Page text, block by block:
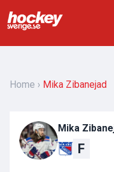
YouTube
Evenemang
Övrigt
Home Mika Zibanejad
Mika
F